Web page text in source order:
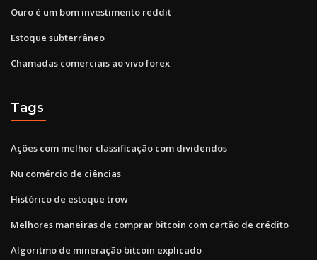
Ouro é um bom investimento reddit
Estoque subterrâneo
Chamadas comerciais ao vivo forex
Tags
Ações com melhor classificação com dividendos
Nu comércio de ciências
Histórico de estoque trow
Melhores maneiras de comprar bitcoin com cartão de crédito
Algoritmo de mineração bitcoin explicado